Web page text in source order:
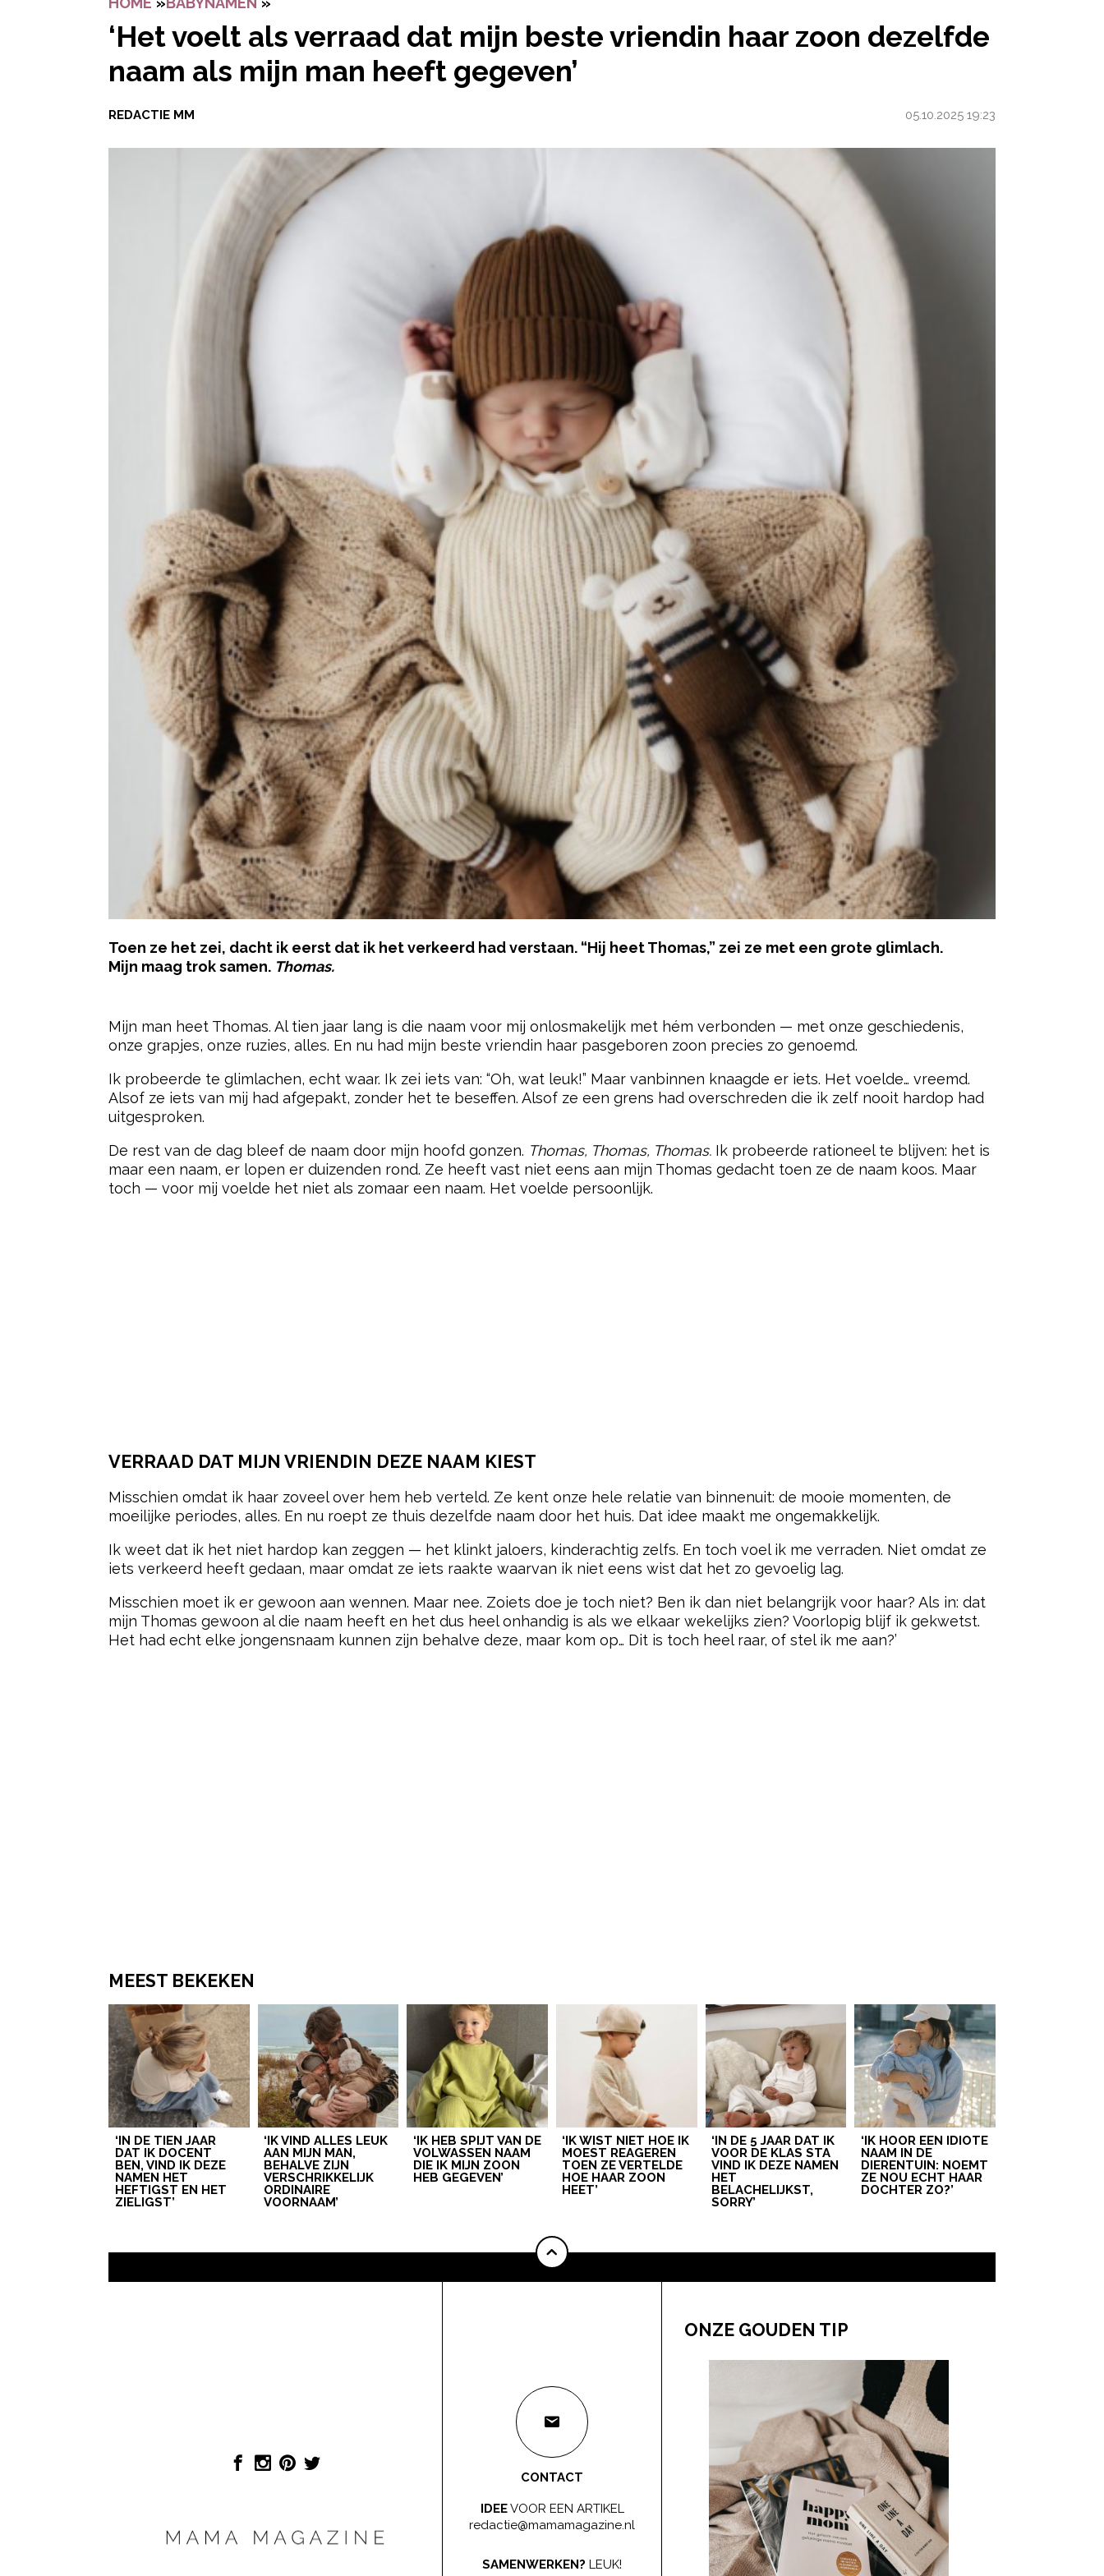
‘Het voelt als verraad dat mijn beste vriendin haar zoon dezelfde
naam als mijn man heeft gegeven’
REDACTIE MM 05.10.2025 19:23
Toen ze het zei, dacht ik eerst dat ik het verkeerd had verstaan. “Hij heet Thomas,” zei ze met een grote glimlach.
Mijn maag trok samen. Thomas.
Mijn man heet Thomas. Al tien jaar lang is die naam voor mij onlosmakelijk met hém verbonden — met onze geschiedenis,
onze grapjes, onze ruzies, alles. En nu had mijn beste vriendin haar pasgeboren zoon precies zo genoemd.
Ik probeerde te glimlachen, echt waar. Ik zei iets van: “Oh, wat leuk!” Maar vanbinnen knaagde er iets. Het voelde… vreemd.
Alsof ze iets van mij had afgepakt, zonder het te beseffen. Alsof ze een grens had overschreden die ik zelf nooit hardop had
uitgesproken.
De rest van de dag bleef de naam door mijn hoofd gonzen. Thomas, Thomas, Thomas. Ik probeerde rationeel te blijven: het is
maar een naam, er lopen er duizenden rond. Ze heeft vast niet eens aan mijn Thomas gedacht toen ze de naam koos. Maar
toch — voor mij voelde het niet als zomaar een naam. Het voelde persoonlijk.
VERRAAD DAT MIJN VRIENDIN DEZE NAAM KIEST
Misschien omdat ik haar zoveel over hem heb verteld. Ze kent onze hele relatie van binnenuit: de mooie momenten, de
moeilijke periodes, alles. En nu roept ze thuis dezelfde naam door het huis. Dat idee maakt me ongemakkelijk.
Ik weet dat ik het niet hardop kan zeggen — het klinkt jaloers, kinderachtig zelfs. En toch voel ik me verraden. Niet omdat ze
iets verkeerd heeft gedaan, maar omdat ze iets raakte waarvan ik niet eens wist dat het zo gevoelig lag.
Misschien moet ik er gewoon aan wennen. Maar nee. Zoiets doe je toch niet? Ben ik dan niet belangrijk voor haar? Als in: dat
mijn Thomas gewoon al die naam heeft en het dus heel onhandig is als we elkaar wekelijks zien? Voorlopig blijf ik gekwetst.
Het had echt elke jongensnaam kunnen zijn behalve deze, maar kom op… Dit is toch heel raar, of stel ik me aan?’
MEEST BEKEKEN
‘IN DE TIEN JAAR
DAT IK DOCENT
BEN, VIND IK DEZE
NAMEN HET
HEFTIGST EN HET
ZIELIGST’
‘IK VIND ALLES LEUK
AAN MIJN MAN,
BEHALVE ZIJN
VERSCHRIKKELIJK
ORDINAIRE
VOORNAAM’
‘IK HEB SPIJT VAN DE
VOLWASSEN NAAM
DIE IK MIJN ZOON
HEB GEGEVEN’
‘IK WIST NIET HOE IK
MOEST REAGEREN
TOEN ZE VERTELDE
HOE HAAR ZOON
HEET’
‘IN DE 5 JAAR DAT IK
VOOR DE KLAS STA
VIND IK DEZE NAMEN
HET
BELACHELIJKST,
SORRY’
‘IK HOOR EEN IDIOTE
NAAM IN DE
DIERENTUIN: NOEMT
ZE NOU ECHT HAAR
DOCHTER ZO?’
CONTACT
IDEEVOOR EEN ARTIKEL
redactie@mamamagazine.nl
SAMENWERKEN? LEUK!
ONZE GOUDEN TIP